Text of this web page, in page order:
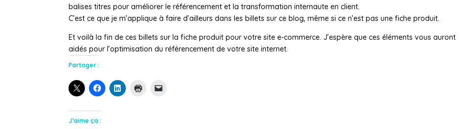
balises titres pour améliorer le référencement et la transformation internaute en client.
C’est ce que je m’applique à faire d’ailleurs dans les billets sur ce blog, même si ce n’est pas une fiche produit.
Et voilà la fin de ces billets sur la fiche produit pour votre site e-commerce. J’espère que ces éléments vous auront
aidés pour l’optimisation du référencement de votre site internet.
Partager :
J’aime ça :